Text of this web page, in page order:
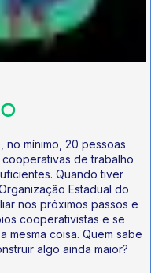
no mínimo, 20 pessoas
de trabalho
Quando tiver
Estadual do
nos próximos passos e
cooperativistas e se
mesma coisa. Quem sabe
algo ainda maior?